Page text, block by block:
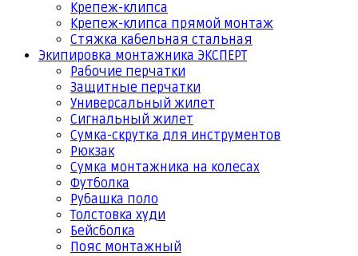
Крепеж-клипса
Крепеж-клипса прямой монтаж
Стяжка кабельная стальная
Экипировка монтажника ЭКСПЕРТ
Рабочие перчатки
Защитные перчатки
Универсальный жилет
Сигнальный жилет
Сумка-скрутка для инструментов
Рюкзак
Сумка монтажника на колесах
Футболка
Рубашка поло
Толстовка худи
Бейсболка
Пояс монтажный